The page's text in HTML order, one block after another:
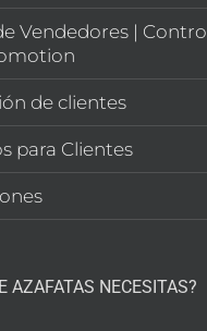
Vendedores |
de clientes
para Clientes
AZAFATAS NECESITAS?